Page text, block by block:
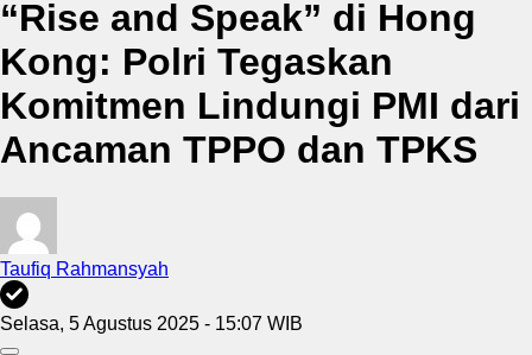
“Rise and Speak” di Hong
Kong: Polri Tegaskan
Komitmen Lindungi PMI dari
Ancaman TPPO dan TPKS
Taufiq Rahmansyah
Selasa, 5 Agustus 2025 - 15:07 WIB